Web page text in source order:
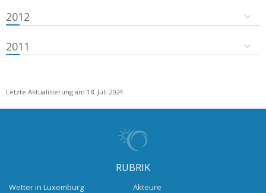
2012
2011
Letzte Aktualisierung am 18. Juli 2024
RUBRIK
Wetter in Luxemburg
Akteure